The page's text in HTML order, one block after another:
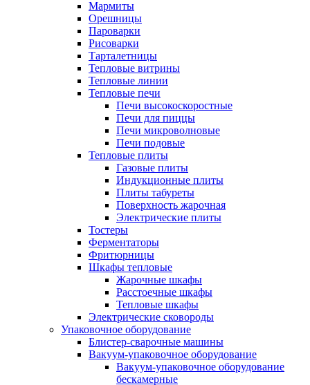
Мармиты
Орешницы
Пароварки
Рисоварки
Тарталетницы
Тепловые витрины
Тепловые линии
Тепловые печи
Печи высокоскоростные
Печи для пиццы
Печи микроволновые
Печи подовые
Тепловые плиты
Газовые плиты
Индукционные плиты
Плиты табуреты
Поверхность жарочная
Электрические плиты
Тостеры
Ферментаторы
Фритюрницы
Шкафы тепловые
Жарочные шкафы
Расстоечные шкафы
Тепловые шкафы
Электрические сковороды
Упаковочное оборудование
Блистер-сварочные машины
Вакуум-упаковочное оборудование
Вакуум-упаковочное оборудование
беcкамерные